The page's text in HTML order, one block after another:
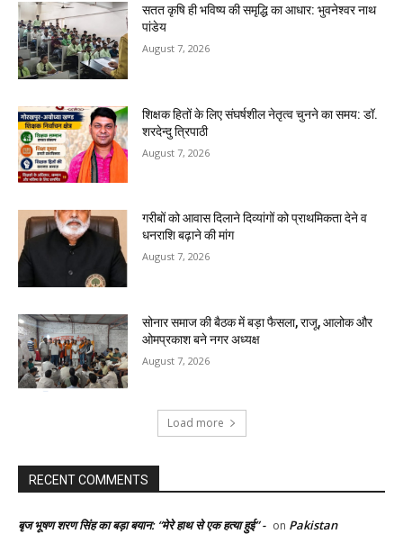
सतत कृषि ही भविष्य की समृद्धि का आधार: भुवनेश्वर नाथ
पांडेय
August 7, 2026
शिक्षक हितों के लिए संघर्षशील नेतृत्व चुनने का समय: डॉ.
शरदेन्दु त्रिपाठी
August 7, 2026
गरीबों को आवास दिलाने दिव्यांगों को प्राथमिकता देने व
धनराशि बढ़ाने की मांग
August 7, 2026
सोनार समाज की बैठक में बड़ा फैसला, राजू, आलोक और
ओमप्रकाश बने नगर अध्यक्ष
August 7, 2026
Load more
RECENT COMMENTS
बृज भूषण शरण सिंह का बड़ा बयान: “मेरे हाथ से एक हत्या हुई” - on Pakistan